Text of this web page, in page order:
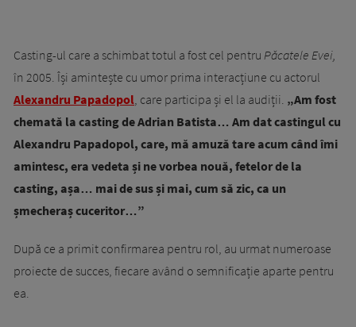
Casting-ul care a schimbat totul a fost cel pentru Păcatele Evei,
în 2005. Își amintește cu umor prima interacțiune cu actorul
Alexandru Papadopol , care participa și el la audiții. „Am fost
chemată la casting de Adrian Batista… Am dat castingul cu
Alexandru Papadopol, care, mă amuză tare acum când îmi
amintesc, era vedeta și ne vorbea nouă, fetelor de la
casting, așa… mai de sus și mai, cum să zic, ca un
șmecheraș cuceritor…”
După ce a primit confirmarea pentru rol, au urmat numeroase
proiecte de succes, fiecare având o semnificație aparte pentru
ea.